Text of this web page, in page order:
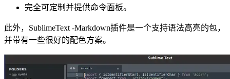
完全可定制并提供命令面板。
此外，SublimeText -Markdown插件是一个支持语法高亮的包，
并带有一些很好的配色方案。